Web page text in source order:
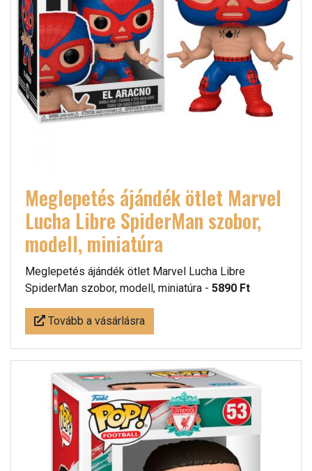
Meglepetés ájándék ötlet Marvel
Lucha Libre SpiderMan szobor,
modell, miniatúra
Meglepetés ájándék ötlet Marvel Lucha Libre
SpiderMan szobor, modell, miniatúra - 5890 Ft
Tovább a vásárlásra